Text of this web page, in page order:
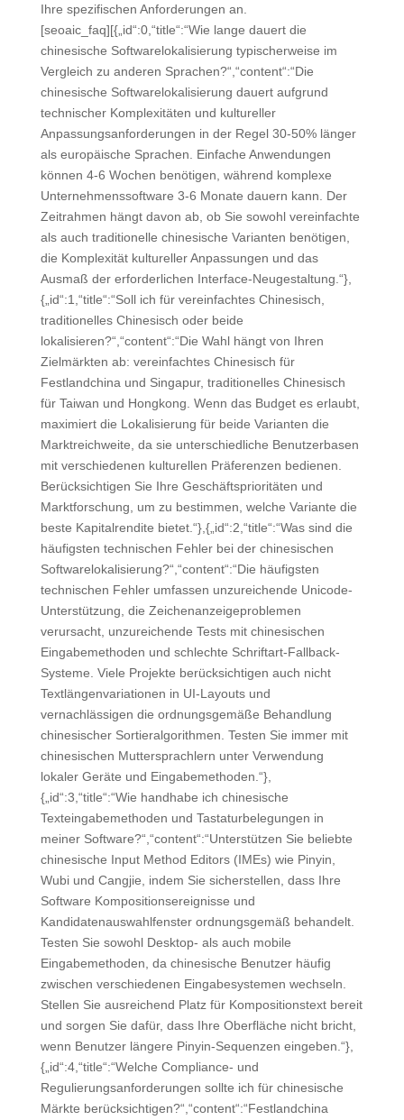
Ihre spezifischen Anforderungen an.
[seoaic_faq][{„id“:0,“title“:“Wie lange dauert die
chinesische Softwarelokalisierung typischerweise im
Vergleich zu anderen Sprachen?“,“content“:“Die
chinesische Softwarelokalisierung dauert aufgrund
technischer Komplexitäten und kultureller
Anpassungsanforderungen in der Regel 30-50% länger
als europäische Sprachen. Einfache Anwendungen
können 4-6 Wochen benötigen, während komplexe
Unternehmenssoftware 3-6 Monate dauern kann. Der
Zeitrahmen hängt davon ab, ob Sie sowohl vereinfachte
als auch traditionelle chinesische Varianten benötigen,
die Komplexität kultureller Anpassungen und das
Ausmaß der erforderlichen Interface-Neugestaltung.“},
{„id“:1,“title“:“Soll ich für vereinfachtes Chinesisch,
traditionelles Chinesisch oder beide
lokalisieren?“,“content“:“Die Wahl hängt von Ihren
Zielmärkten ab: vereinfachtes Chinesisch für
Festlandchina und Singapur, traditionelles Chinesisch
für Taiwan und Hongkong. Wenn das Budget es erlaubt,
maximiert die Lokalisierung für beide Varianten die
Marktreichweite, da sie unterschiedliche Benutzerbasen
mit verschiedenen kulturellen Präferenzen bedienen.
Berücksichtigen Sie Ihre Geschäftsprioritäten und
Marktforschung, um zu bestimmen, welche Variante die
beste Kapitalrendite bietet.“},{„id“:2,“title“:“Was sind die
häufigsten technischen Fehler bei der chinesischen
Softwarelokalisierung?“,“content“:“Die häufigsten
technischen Fehler umfassen unzureichende Unicode-
Unterstützung, die Zeichenanzeigeproblemen
verursacht, unzureichende Tests mit chinesischen
Eingabemethoden und schlechte Schriftart-Fallback-
Systeme. Viele Projekte berücksichtigen auch nicht
Textlängenvariationen in UI-Layouts und
vernachlässigen die ordnungsgemäße Behandlung
chinesischer Sortieralgorithmen. Testen Sie immer mit
chinesischen Muttersprachlern unter Verwendung
lokaler Geräte und Eingabemethoden.“},
{„id“:3,“title“:“Wie handhabe ich chinesische
Texteingabemethoden und Tastaturbelegungen in
meiner Software?“,“content“:“Unterstützen Sie beliebte
chinesische Input Method Editors (IMEs) wie Pinyin,
Wubi und Cangjie, indem Sie sicherstellen, dass Ihre
Software Kompositionsereignisse und
Kandidatenauswahlfenster ordnungsgemäß behandelt.
Testen Sie sowohl Desktop- als auch mobile
Eingabemethoden, da chinesische Benutzer häufig
zwischen verschiedenen Eingabesystemen wechseln.
Stellen Sie ausreichend Platz für Kompositionstext bereit
und sorgen Sie dafür, dass Ihre Oberfläche nicht bricht,
wenn Benutzer längere Pinyin-Sequenzen eingeben.“},
{„id“:4,“title“:“Welche Compliance- und
Regulierungsanforderungen sollte ich für chinesische
Märkte berücksichtigen?“,“content“:“Festlandchina